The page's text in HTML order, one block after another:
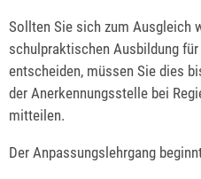
Sollten Sie sich zum Ausgleich
schulpraktischen Ausbildung
entscheiden, müssen Sie dies
der Anerkennungsstelle bei
mitteilen.
Der Anpassungslehrgang